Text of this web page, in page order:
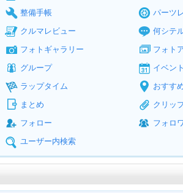
整備手帳
パーツ
クルマレビュー
何シテ
フォトギャラリー
フォト
グループ
イベン
ラップタイム
おすす
まとめ
クリッ
フォロー
フォロ
ユーザー内検索